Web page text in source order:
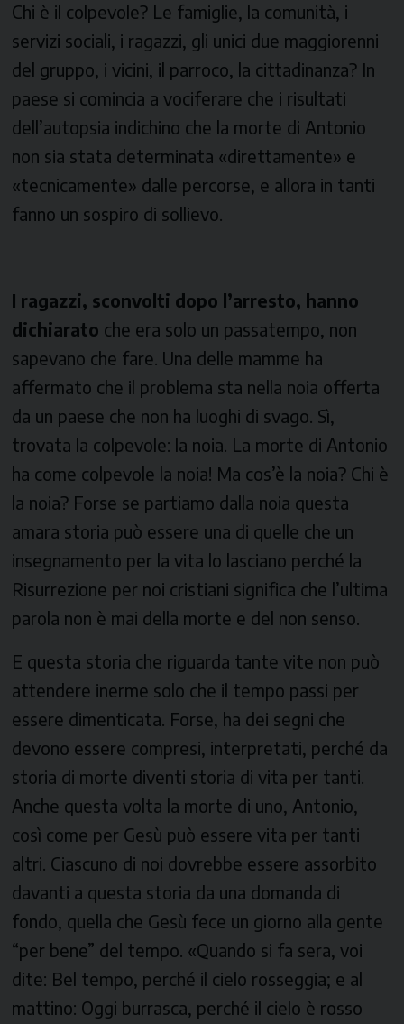
Chi è il colpevole? Le famiglie, la comunità, i
servizi sociali, i ragazzi, gli unici due maggiorenni
del gruppo, i vicini, il parroco, la cittadinanza? In
paese si comincia a vociferare che i risultati
dell’autopsia indichino che la morte di Antonio
non sia stata determinata «direttamente» e
«tecnicamente» dalle percorse, e allora in tanti
fanno un sospiro di sollievo.
I ragazzi, sconvolti dopo l’arresto, hanno
dichiarato che era solo un passatempo, non
sapevano che fare. Una delle mamme ha
affermato che il problema sta nella noia offerta
da un paese che non ha luoghi di svago. Sì,
trovata la colpevole: la noia. La morte di Antonio
ha come colpevole la noia! Ma cos’è la noia? Chi è
la noia? Forse se partiamo dalla noia questa
amara storia può essere una di quelle che un
insegnamento per la vita lo lasciano perché la
Risurrezione per noi cristiani significa che l’ultima
parola non è mai della morte e del non senso.
E questa storia che riguarda tante vite non può
attendere inerme solo che il tempo passi per
essere dimenticata. Forse, ha dei segni che
devono essere compresi, interpretati, perché da
storia di morte diventi storia di vita per tanti.
Anche questa volta la morte di uno, Antonio,
così come per Gesù può essere vita per tanti
altri. Ciascuno di noi dovrebbe essere assorbito
davanti a questa storia da una domanda di
fondo, quella che Gesù fece un giorno alla gente
“per bene” del tempo. «Quando si fa sera, voi
dite: Bel tempo, perché il cielo rosseggia; e al
mattino: Oggi burrasca, perché il cielo è rosso